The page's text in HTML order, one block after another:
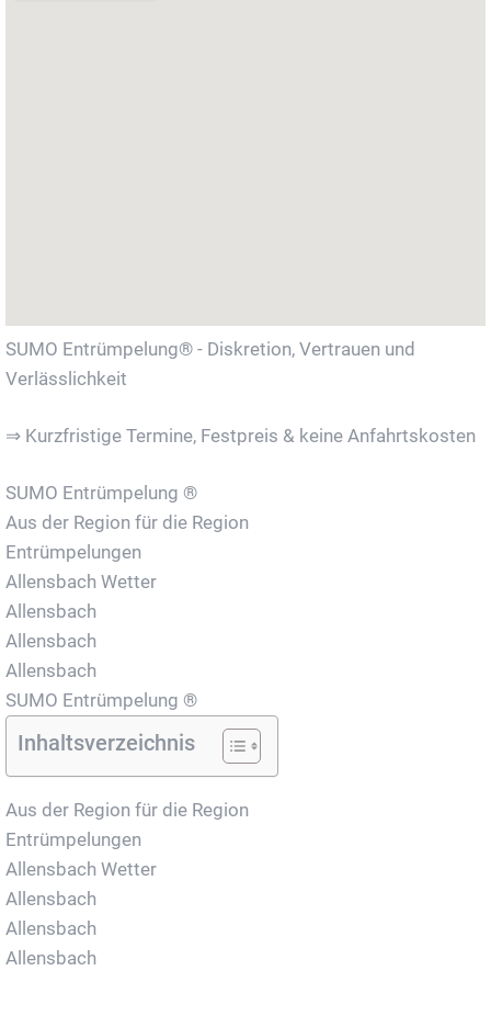
SUMO Entrümpelung® - Diskretion, Vertrauen und
Verlässlichkeit
⇒ Kurzfristige Termine, Festpreis & keine Anfahrtskosten
SUMO Entrümpelung ®
Aus der Region für die Region
Entrümpelungen
Allensbach Wetter
Allensbach
Allensbach
Allensbach
SUMO Entrümpelung ®
Inhaltsverzeichnis
Aus der Region für die Region
Entrümpelungen
Allensbach Wetter
Allensbach
Allensbach
Allensbach